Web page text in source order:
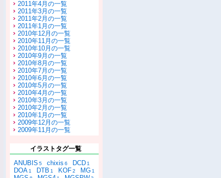
2011年4月の一覧
2011年3月の一覧
2011年2月の一覧
2011年1月の一覧
2010年12月の一覧
2010年11月の一覧
2010年10月の一覧
2010年9月の一覧
2010年8月の一覧
2010年7月の一覧
2010年6月の一覧
2010年5月の一覧
2010年4月の一覧
2010年3月の一覧
2010年2月の一覧
2010年1月の一覧
2009年12月の一覧
2009年11月の一覧
イラストタグ一覧
ANUBIS 5 chixis 6 DCD 1
DOA 1 DTB 1 KOF2 MG 1